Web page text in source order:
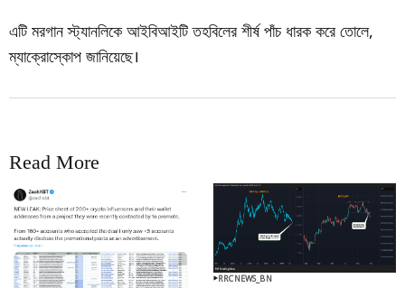
এটি মরগান স্ট্যানলিকে আইবিআইটি তহবিলের শীর্ষ পাঁচ ধারক করে তোলে,
ম্যাক্রোস্কোপ জানিয়েছে।
Read More
RRCNEWS_BN RRCNEWS_BN